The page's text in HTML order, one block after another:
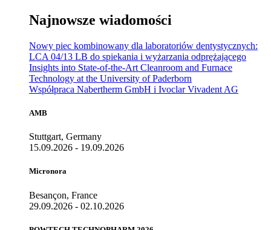
Najnowsze wiadomości
Nowy piec kombinowany dla laboratoriów dentystycznych:
LCA 04/13 LB do spiekania i wyżarzania odprężającego
Insights into State-of-the-Art Cleanroom and Furnace
Technology at the University of Paderborn
Współpraca Nabertherm GmbH i Ivoclar Vivadent AG
AMB
Stuttgart, Germany
15.09.2026 - 19.09.2026
Micronora
Besançon, France
29.09.2026 - 02.10.2026